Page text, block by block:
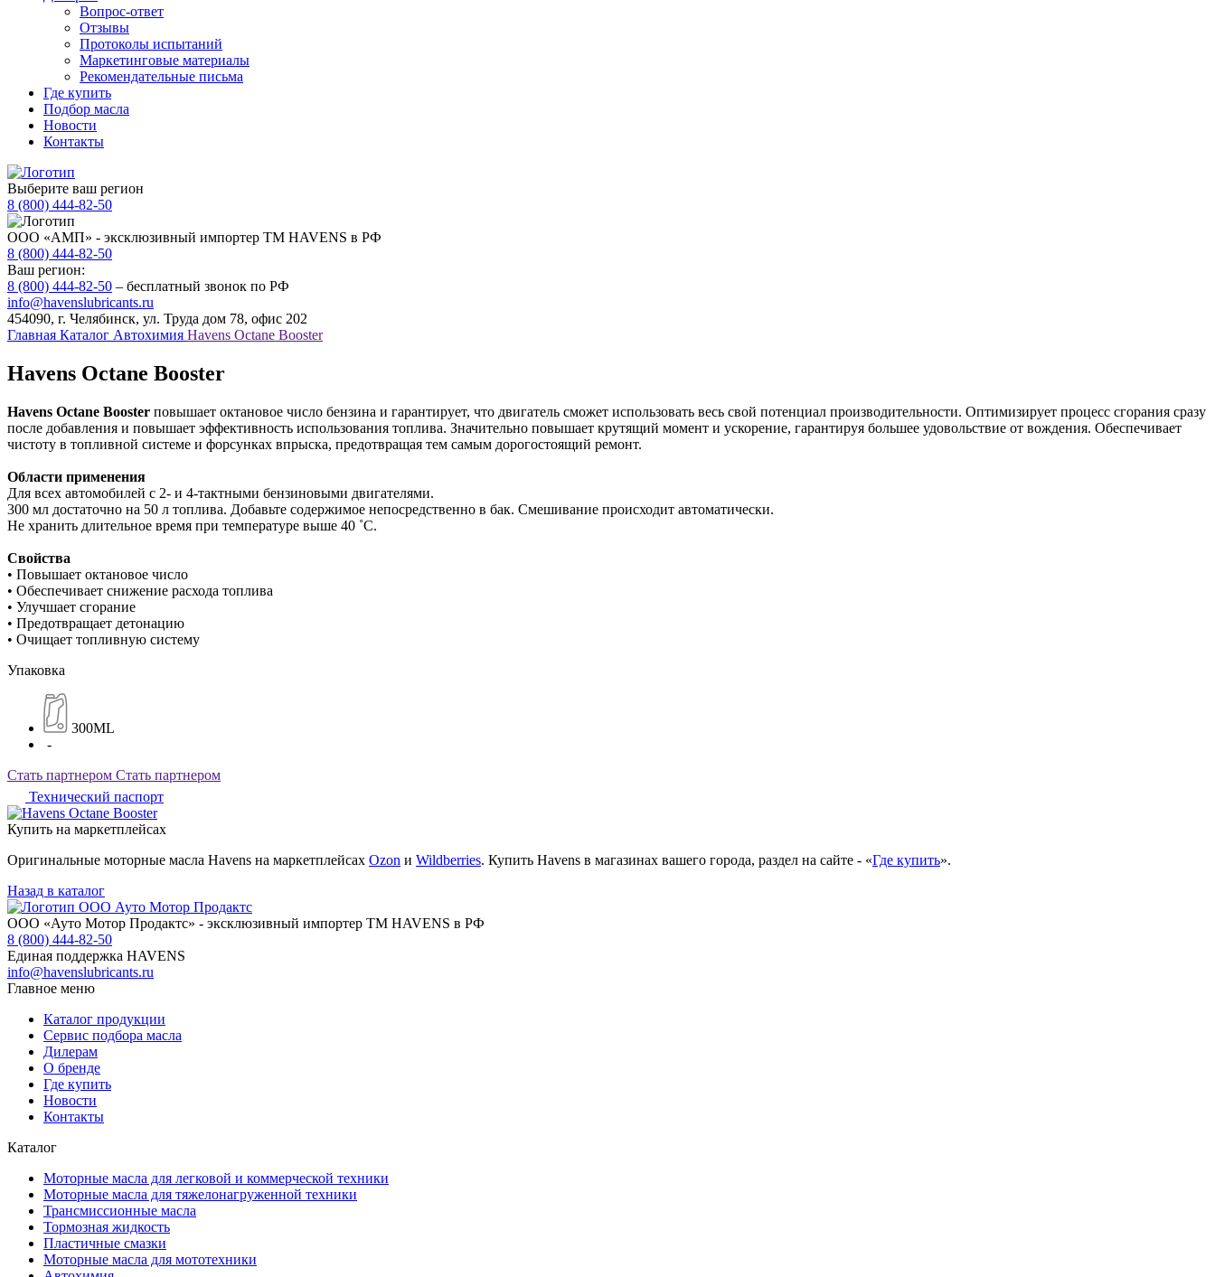
Вопрос-ответ
Отзывы
Протоколы испытаний
Маркетинговые материалы
Рекомендательные письма
Где купить
Подбор масла
Новости
Контакты
Выберите ваш регион
8 (800) 444-82-50
ООО «АМП» - эксклюзивный импортер ТМ HAVENS в РФ
8 (800) 444-82-50
Ваш регион:
8 (800) 444-82-50 – бесплатный звонок по РФ
info@havenslubricants.ru
454090, г. Челябинск, ул. Труда дом 78, офис 202
Главная Каталог Автохимия Havens Octane Booster
Havens Octane Booster
Havens Octane Booster повышает октановое число бензина и гарантирует, что двигатель сможет использовать весь свой потенциал производительности. Оптимизирует процесс сгорания сразу
после добавления и повышает эффективность использования топлива. Значительно повышает крутящий момент и ускорение, гарантируя большее удовольствие от вождения. Обеспечивает
чистоту в топливной системе и форсунках впрыска, предотвращая тем самым дорогостоящий ремонт.
Области применения
Для всех автомобилей с 2- и 4-тактными бензиновыми двигателями.
300 мл достаточно на 50 л топлива. Добавьте содержимое непосредственно в бак. Смешивание происходит автоматически.
Не хранить длительное время при температуре выше 40 ˚C.
Свойства
• Повышает октановое число
• Обеспечивает снижение расхода топлива
• Улучшает сгорание
• Предотвращает детонацию
• Очищает топливную систему
Упаковка
300ML
-
Стать партнером Стать партнером
Технический паспорт
Купить на маркетплейсах
Оригинальные моторные масла Havens на маркетплейсах Ozon и Wildberries. Купить Havens в магазинах вашего города, раздел на сайте - «Где купить».
Назад в каталог
ООО «Ауто Мотор Продактс» - эксклюзивный импортер ТМ HAVENS в РФ
8 (800) 444-82-50
Единая поддержка HAVENS
info@havenslubricants.ru
Главное меню
Каталог продукции
Сервис подбора масла
Дилерам
О бренде
Где купить
Новости
Контакты
Каталог
Моторные масла для легковой и коммерческой техники
Моторные масла для тяжелонагруженной техники
Трансмиссионные масла
Тормозная жидкость
Пластичные смазки
Моторные масла для мототехники